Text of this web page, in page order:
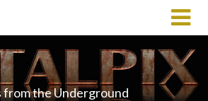
from the Underground